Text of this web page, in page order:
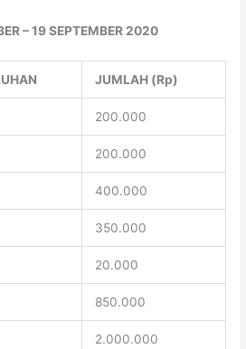
– 19 SEPTEMBER 2020
JUMLAH (Rp)
200.000
200.000
400.000
350.000
20.000
850.000
2.000.000